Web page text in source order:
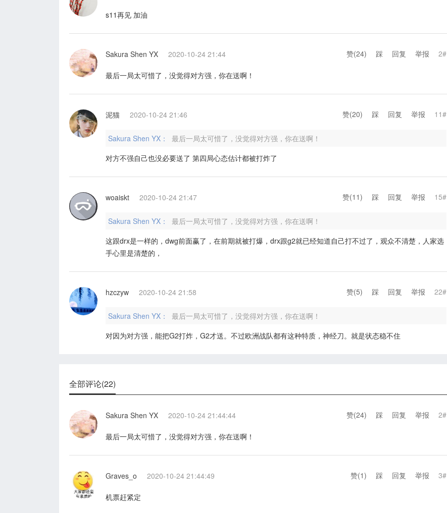
s11再见 加油
Sakura Shen YX 2020-10-24 21:44 赞(24) 踩 回复 举报 2#
最后一局太可惜了，没觉得对方强，你在送啊！
泥猫 2020-10-24 21:46 赞(20) 踩 回复 举报 11#
Sakura Shen YX：
最后一局太可惜了，没觉得对方强，你在送啊！
对方不强自己也没必要送了 第四局心态估计都被打炸了
woaiskt 2020-10-24 21:47 赞(11) 踩 回复 举报 15#
Sakura Shen YX：
最后一局太可惜了，没觉得对方强，你在送啊！
这跟drx是一样的，dwg前面赢了，在前期就被打爆，drx跟g2就已经知道自己打不过了，观众不清楚，人家选
手心里是清楚的，
hzczyw 2020-10-24 21:58 赞(5) 踩 回复 举报 22#
Sakura Shen YX：
最后一局太可惜了，没觉得对方强，你在送啊！
对因为对方强，能把G2打炸，G2才送。不过欧洲战队都有这种特质，神经刀。就是状态稳不住
全部评论(22)
Sakura Shen YX 2020-10-24 21:44:44 赞(24) 踩 回复 举报 2#
最后一局太可惜了，没觉得对方强，你在送啊！
Graves_o 2020-10-24 21:44:49 赞(1) 踩 回复 举报 3#
机票赶紧定